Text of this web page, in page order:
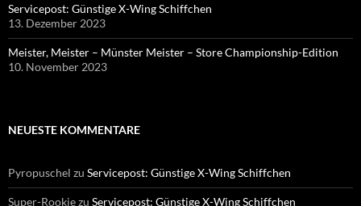
Servicepost: Günstige X-Wing Schiffchen
13. Dezember 2023
Meister, Meister – Münster Meister – Store Championship-Edition
10. November 2023
NEUESTE KOMMENTARE
Pyropuschel zu Servicepost: Günstige X-Wing Schiffchen
Super-Rookiezu Servicepost: Günstige X-Wing Schiffchen